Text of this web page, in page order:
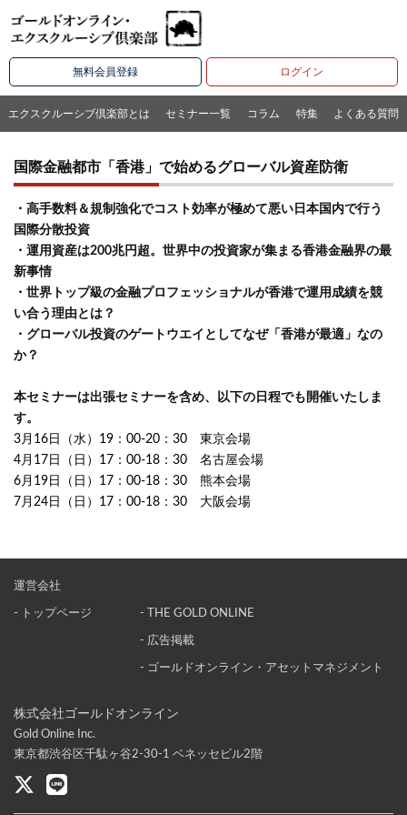
無料会員登録 ログイン
エクスクルーシブ倶楽部とは セミナー一覧 コラム 特集 よくある質問
国際金融都市「香港」で始めるグローバル資産防衛
・高手数料＆規制強化でコスト効率が極めて悪い日本国内で行う
国際分散投資
・運用資産は200兆円超。世界中の投資家が集まる香港金融界の最
新事情
・世界トップ級の金融プロフェッショナルが香港で運用成績を競
い合う理由とは？
・グローバル投資のゲートウエイとしてなぜ「香港が最適」なの
か？
本セミナーは出張セミナーを含め、以下の日程でも開催いたしま
す。
3月16日（水）19：00-20：30 東京会場
4月17日（日）17：00-18：30 名古屋会場
6月19日（日）17：00-18：30 熊本会場
7月24日（日）17：00-18：30 大阪会場
株式会社ゴールドオンライン
Gold Online Inc.
東京都渋谷区千駄ヶ谷2-30-1 ベネッセビル2階
運営会社
- トップページ - THE GOLD ONLINE
- 広告掲載
- ゴールドオンライン・アセットマネジメント